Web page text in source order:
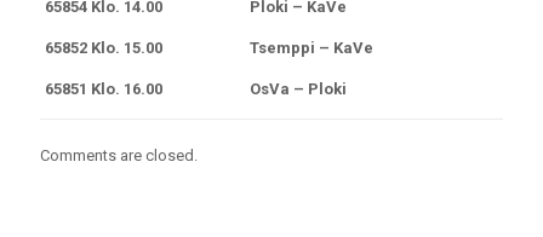
65854 Klo. 14.00 Ploki – KaVe
65852 Klo. 15.00 Tsemppi – KaVe
65851 Klo. 16.00 OsVa – Ploki
Comments are closed.